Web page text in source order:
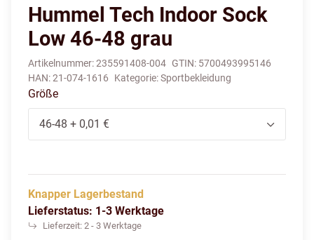
Hummel Tech Indoor Sock
Low 46-48 grau
Artikelnummer:235591408-004 GTIN: 5700493995146
HAN:21-074-1616 Kategorie:Sportbekleidung
Größe
46-48 + 0,01 €
Knapper Lagerbestand
Lieferstatus: 1-3 Werktage
Lieferzeit: 2 - 3 Werktage